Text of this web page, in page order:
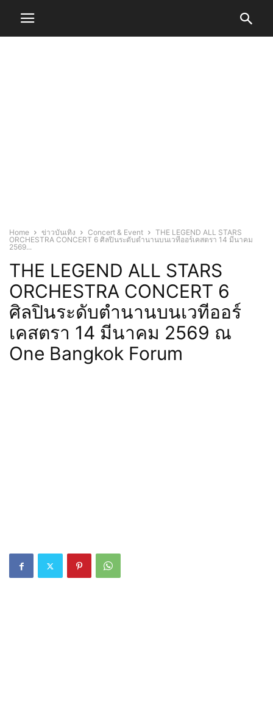
Home ข่าวบันเทิง Concert & Event
THE LEGEND ALL STARS
ORCHESTRA CONCERT 6 ศิลปินระดับตำนานบนเวทีออร์เคสตรา 14 มีนาคม
2569...
THE LEGEND ALL STARS
ORCHESTRA CONCERT 6
ศิลปินระดับตำนานบนเวทีออร์
เคสตรา 14 มีนาคม 2569 ณ
One Bangkok Forum